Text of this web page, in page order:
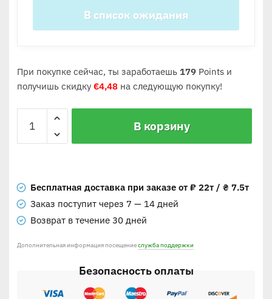
При покупке сейчас, ты заработаешь 179Points и
получишь скидку €4,48на следующую покупку!
В корзину
Бесплатная доставка при заказе от ₽ 22т / ₴ 7.5т
Заказ поступит через 7 — 14 дней
Возврат в течение 30 дней
Дополнительная информация посещениеслужба поддержки
Безопасность оплаты